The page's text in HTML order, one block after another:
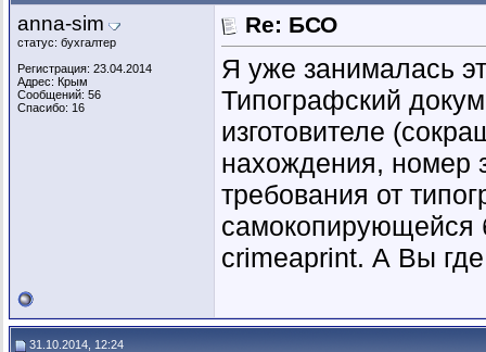
anna-sim
статус: бухгалтер
Регистрация: 23.04.2014
Адрес: Крым
Сообщений: 56
Спасибо: 16
Re: БСО
Я уже занималась
Типографский
изготовителе
нахождения, номер
требования от
самокопирующейся
crimeaprint. А Вы где
31.10.2014, 12:24